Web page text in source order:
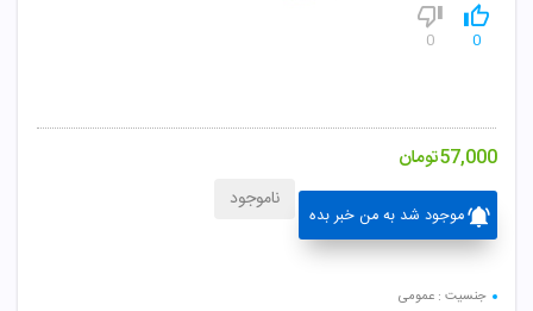
0
0
57,000تومان
موجود شد به من خبر بده
ناموجود
جنسیت : عمومی